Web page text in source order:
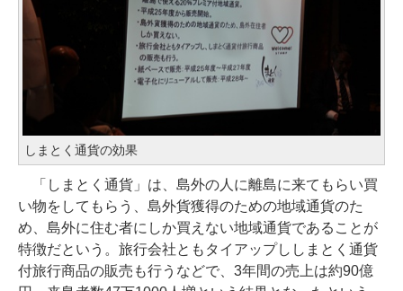
しまとく通貨の効果
「しまとく通貨」は、島外の人に離島に来てもらい買
い物をしてもらう、島外貨獲得のための地域通貨のた
め、島外に住む者にしか買えない地域通貨であることが
特徴だという。旅行会社ともタイアップししまとく通貨
付旅行商品の販売も行うなどで、3年間の売上は約90億